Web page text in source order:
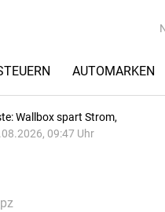
AUTOMARKEN
Wallbox spart Strom,
09:47 Uhr